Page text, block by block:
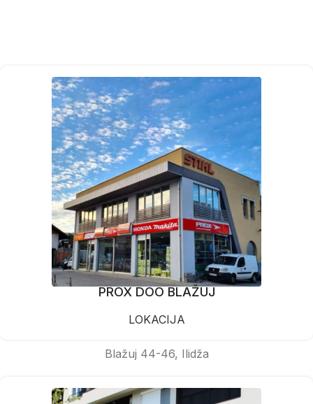
PROX DOO BLAŽUJ
LOKACIJA
Blažuj 44-46, Ilidža